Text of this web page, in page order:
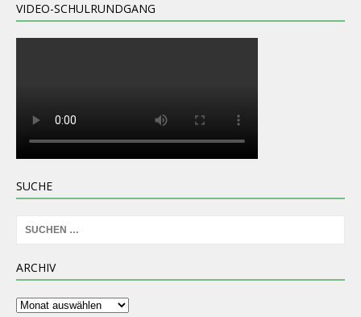
VIDEO-SCHULRUNDGANG
SUCHE
ARCHIV
Archiv